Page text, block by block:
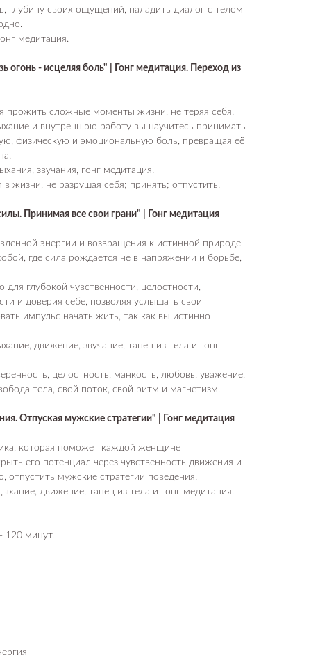
глубину своих ощущений, наладить диалог с телом
медитация.
огонь - исцеляя боль" | Гонг медитация. Переход из
прожить сложные моменты жизни, не теряя себя.
и внутреннюю работу вы научитесь принимать
физическую и эмоциональную боль, превращая её
звучания, гонг медитация.
жизни, не разрушая себя; принять; отпустить.
Принимая все свои грани" | Гонг медитация
энергии и возвращения к истинной природе
где сила рождается не в напряжении и борьбе,
для глубокой чувственности, целостности,
и доверия себе, позволяя услышать свои
импульс начать жить, так как вы истинно
движение, звучание, танец из тела и гонг
целостность, манкость, любовь, уважение,
тела, свой поток, свой ритм и магнетизм.
Отпуская мужские стратегии" | Гонг медитация
которая поможет каждой женщине
его потенциал через чувственность движения и
отпустить мужские стратегии поведения.
движение, танец из тела и гонг медитация.
120 минут.